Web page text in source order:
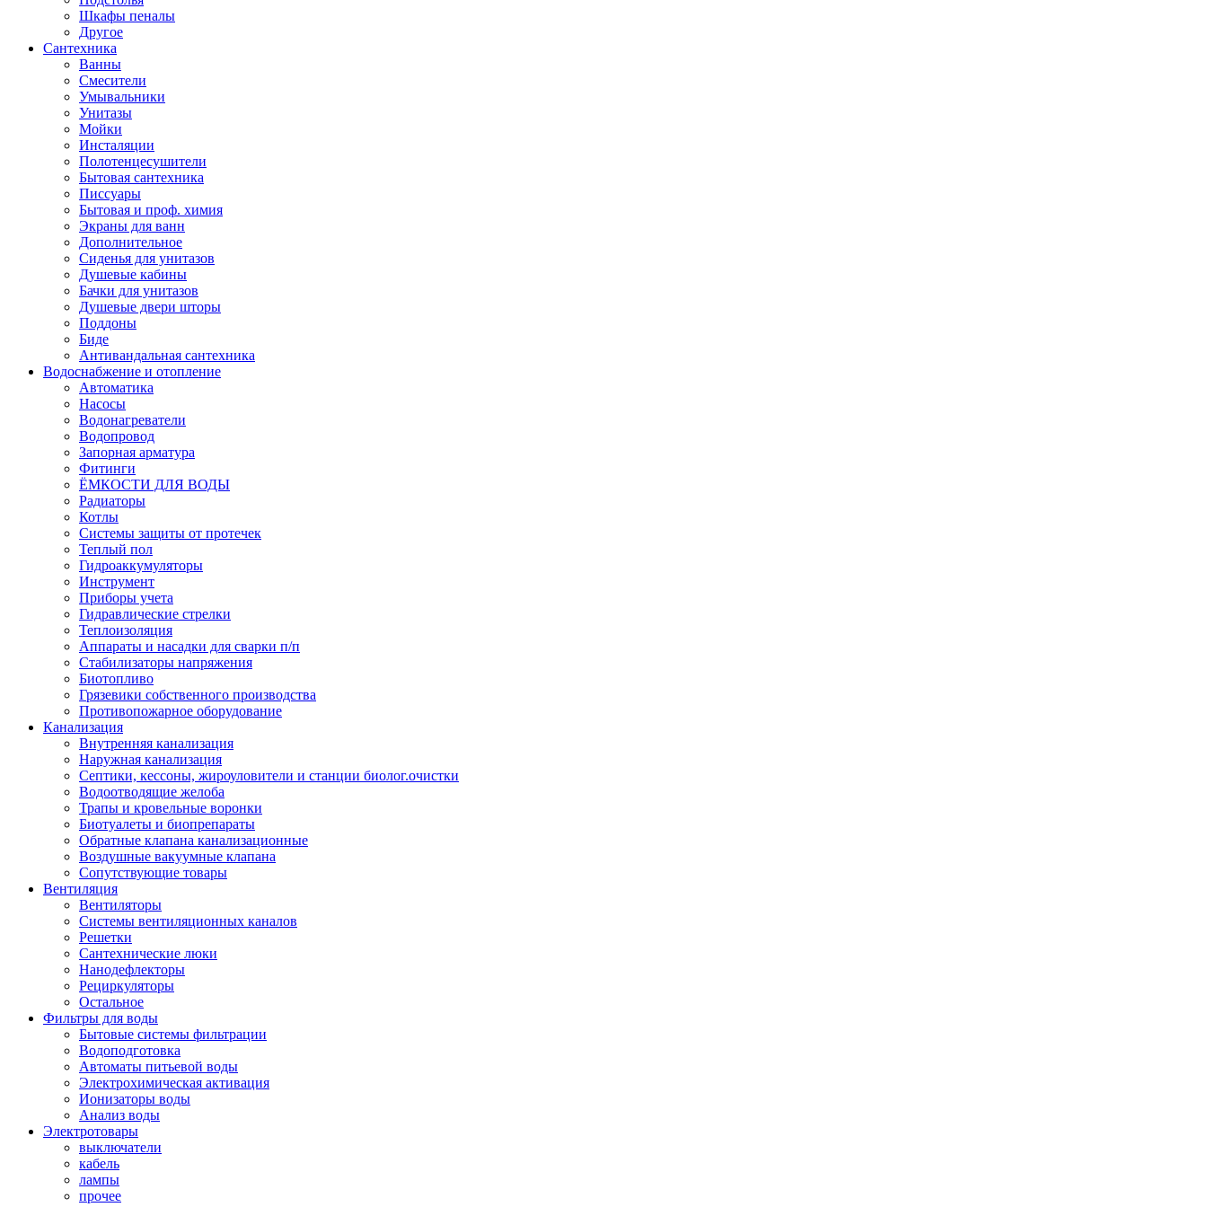
Шкафы пеналы
Другое
Сантехника
Ванны
Смесители
Умывальники
Унитазы
Мойки
Инсталяции
Полотенцесушители
Бытовая сантехника
Писсуары
Бытовая и проф. химия
Экраны для ванн
Дополнительное
Сиденья для унитазов
Душевые кабины
Бачки для унитазов
Душевые двери шторы
Поддоны
Биде
Антивандальная сантехника
Водоснабжение и отопление
Автоматика
Насосы
Водонагреватели
Водопровод
Запорная арматура
Фитинги
ЁМКОСТИ ДЛЯ ВОДЫ
Радиаторы
Котлы
Системы защиты от протечек
Теплый пол
Гидроаккумуляторы
Инструмент
Приборы учета
Гидравлические стрелки
Теплоизоляция
Аппараты и насадки для сварки п/п
Стабилизаторы напряжения
Биотопливо
Грязевики собственного производства
Противопожарное оборудование
Канализация
Внутренняя канализация
Наружная канализация
Септики, кессоны, жироуловители и станции биолог.очистки
Водоотводящие желоба
Трапы и кровельные воронки
Биотуалеты и биопрепараты
Обратные клапана канализационные
Воздушные вакуумные клапана
Сопутствующие товары
Вентиляция
Вентиляторы
Системы вентиляционных каналов
Решетки
Сантехнические люки
Нанодефлекторы
Рециркуляторы
Остальное
Фильтры для воды
Бытовые системы фильтрации
Водоподготовка
Автоматы питьевой воды
Электрохимическая активация
Ионизаторы воды
Анализ воды
Электротовары
выключатели
кабель
лампы
прочее